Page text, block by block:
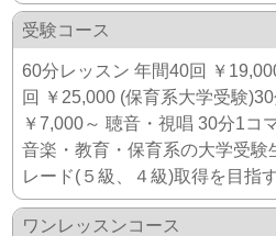
受験コース
60分レッスン 年間40回 ￥
回 ￥25,000 (保育系大学受験
￥7,000～ 聴音・視唱 30分1コ
音楽・教育・保育系の大学受
レード(５級、４級)取得を目指
ワンレッスンコース